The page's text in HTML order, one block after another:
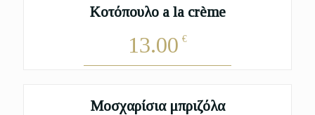
Κοτόπουλο a la crème
13.00 €
Μοσχαρίσια μπριζόλα